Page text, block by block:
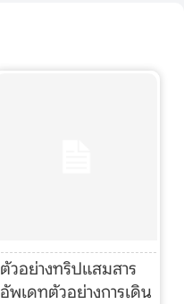
ตัวอย่างทริปแสมสาร
อัพเดทตัวอย่างการเดิน